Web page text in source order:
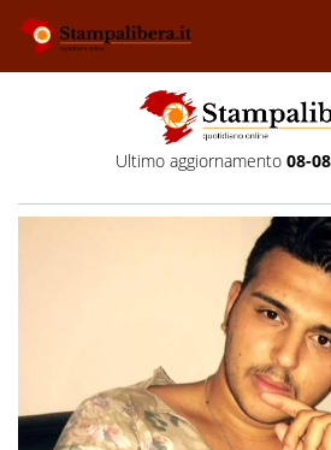
Ultimo aggiornamento 08-